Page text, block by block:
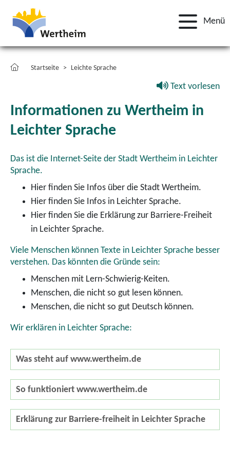
Menü
Startseite Leichte Sprache
Text vorlesen
Informationen zu Wertheim in
Leichter Sprache
Das ist die Internet-Seite der Stadt Wertheim in Leichter
Sprache.
Hier finden Sie Infos über die Stadt Wertheim.
Hier finden Sie Infos in Leichter Sprache.
Hier finden Sie die Erklärung zur Barriere-Freiheit
in Leichter Sprache.
Viele Menschen können Texte in Leichter Sprache besser
verstehen. Das könnten die Gründe sein:
Menschen mit Lern-Schwierig-Keiten.
Menschen, die nicht so gut lesen können.
Menschen, die nicht so gut Deutsch können.
Wir erklären in Leichter Sprache:
Was steht auf www.wertheim.de
So funktioniert www.wertheim.de
Erklärung zur Barriere-freiheit in Leichter Sprache